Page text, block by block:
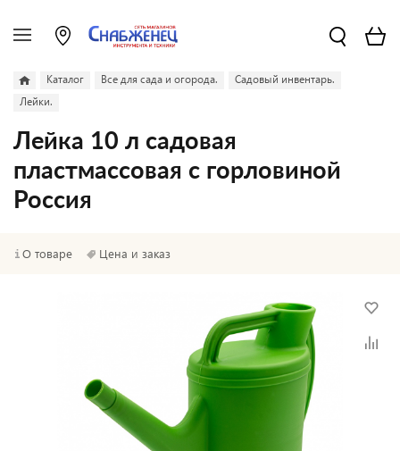
Каталог Все для сада и огорода.
Садовый инвентарь.
Лейки.
Лейка 10 л садовая
пластмассовая с горловиной
Россия
О товаре Цена и заказ